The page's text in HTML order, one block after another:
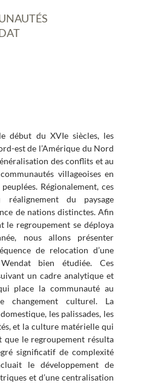
début du XVIe siècles, les
est de l’Amérique du Nord
des conflits et au
villageoises en
Régionalement, ces
réalignement du paysage
de nations distinctes. Afin
le regroupement se déploya
nous allons présenter
de relocation d’une
bien étudiée. Ces
un cadre analytique et
place la communauté au
changement culturel. La
les palissades, les
et la culture matérielle qui
que le regroupement résulta
significatif de complexité
le développement de
et d’une centralisation